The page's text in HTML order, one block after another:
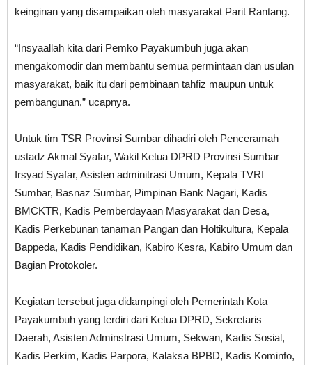
keinginan yang disampaikan oleh masyarakat Parit Rantang.
“Insyaallah kita dari Pemko Payakumbuh juga akan
mengakomodir dan membantu semua permintaan dan usulan
masyarakat, baik itu dari pembinaan tahfiz maupun untuk
pembangunan,” ucapnya.
Untuk tim TSR Provinsi Sumbar dihadiri oleh Penceramah
ustadz Akmal Syafar, Wakil Ketua DPRD Provinsi Sumbar
Irsyad Syafar, Asisten adminitrasi Umum, Kepala TVRI
Sumbar, Basnaz Sumbar, Pimpinan Bank Nagari, Kadis
BMCKTR, Kadis Pemberdayaan Masyarakat dan Desa,
Kadis Perkebunan tanaman Pangan dan Holtikultura, Kepala
Bappeda, Kadis Pendidikan, Kabiro Kesra, Kabiro Umum dan
Bagian Protokoler.
Kegiatan tersebut juga didampingi oleh Pemerintah Kota
Payakumbuh yang terdiri dari Ketua DPRD, Sekretaris
Daerah, Asisten Adminstrasi Umum, Sekwan, Kadis Sosial,
Kadis Perkim, Kadis Parpora, Kalaksa BPBD, Kadis Kominfo,